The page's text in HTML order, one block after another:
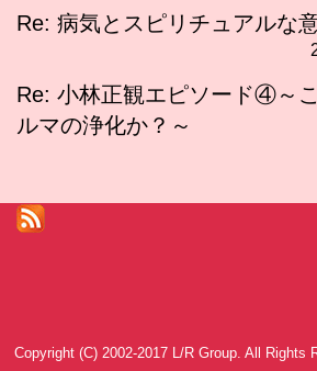
Re: 病気とスピリチュアルな
Re: 小林正観エピソード④～
ルマの浄化か？～
Copyright (C) 2002-2017 L/R Group. All Rights